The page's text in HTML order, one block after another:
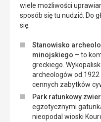
wiele możliwości
sposób się tu nudzić. Do
się:
Stanowisko
minojskiego – to
greckiego.
archeologów od
cennych zabytków
Park ratunkowy
egzotycznymi
nieopodal wioski